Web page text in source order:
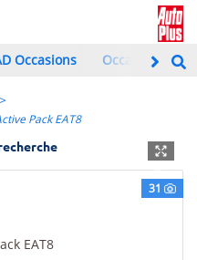
Occasions Occasions à
Pack EAT8
31
Next
EAT8